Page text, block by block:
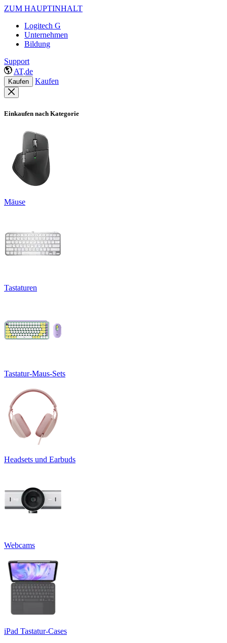
ZUM HAUPTINHALT
Logitech G
Unternehmen
Bildung
Support
AT,de
Kaufen Kaufen
Einkaufen nach Kategorie
Mäuse
Tastaturen
Tastatur-Maus-Sets
Headsets und Earbuds
Webcams
iPad Tastatur-Cases